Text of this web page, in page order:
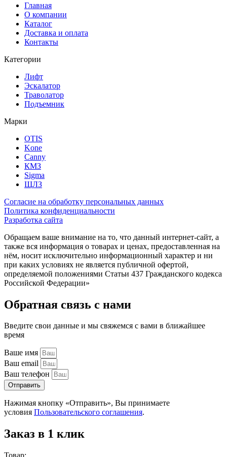
Главная
О компании
Каталог
Доставка и оплата
Контакты
Категории
Лифт
Эскалатор
Траволатор
Подъемник
Марки
OTIS
Kone
Canny
КМЗ
Sigma
ЩЛЗ
Согласие на обработку персональных данных
Политика конфиденциальности
Разработка сайта
Обращаем ваше внимание на то, что данный интернет-сайт, а
также вся информация о товарах и ценах, предоставленная на
нём, носит исключительно информационный характер и ни
при каких условиях не является публичной офертой,
определяемой положениями Статьи 437 Гражданского кодекса
Российской Федерации»
Обратная связь с нами
Введите свои данные и мы свяжемся с вами в ближайшее
время
Ваше имя
Ваш email
Ваш телефон
Отправить
Нажимая кнопку «Отправить», Вы принимаете
условия Пользовательского соглашения.
Заказ в 1 клик